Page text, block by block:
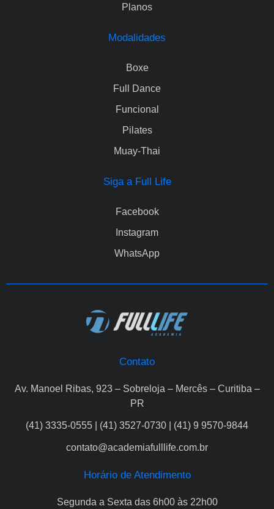
Planos
Modalidades
Boxe
Full Dance
Funcional
Pilates
Muay-Thai
Siga a Full Life
Facebook
Instagram
WhatsApp
Contato
Av. Manoel Ribas, 923 – Sobreloja – Mercês – Curitiba –
PR
(41) 3335-0555 | (41) 3527-0730 | (41) 9 9570-9844
contato@academiafulllife.com.br
Horário de Atendimento
Segunda a Sexta das 6h00 às 22h00